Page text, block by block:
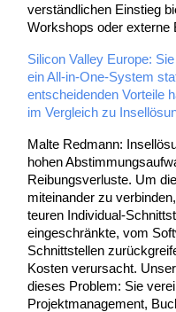
verständlichen Einstieg
Workshops oder externe
Silicon Valley Europe:
ein All-in-One-System
entscheidenden Vorteile
im Vergleich zu
Malte Redmann:
hohen
Reibungsverluste. Um
miteinander zu
teuren Individual-
eingeschränkte, vom
Schnittstellen
Kosten verursacht.
dieses Problem: Sie
Projektmanagement,